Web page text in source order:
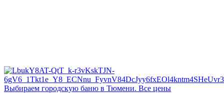
Выбираем городскую баню в Тюмени. Все цены